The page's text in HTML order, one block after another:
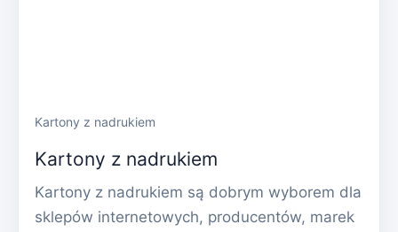
Kartony z nadrukiem
Kartony z nadrukiem
Kartony z nadrukiem są dobrym wyborem dla
sklepów internetowych, producentów, marek